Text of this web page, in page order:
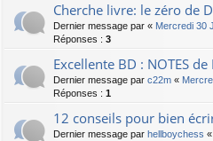
Cherche livre: le zéro de
Dernier message par « Mercredi 30
Réponses : 3
Excellente BD : NOTES
Dernier message par c22m «
Réponses : 1
12 conseils pour bien
Dernier message par hellboychess «